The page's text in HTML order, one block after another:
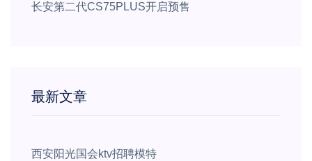
长安第二代CS75PLUS开启预售
最新文章
西安阳光国会ktv招聘模特